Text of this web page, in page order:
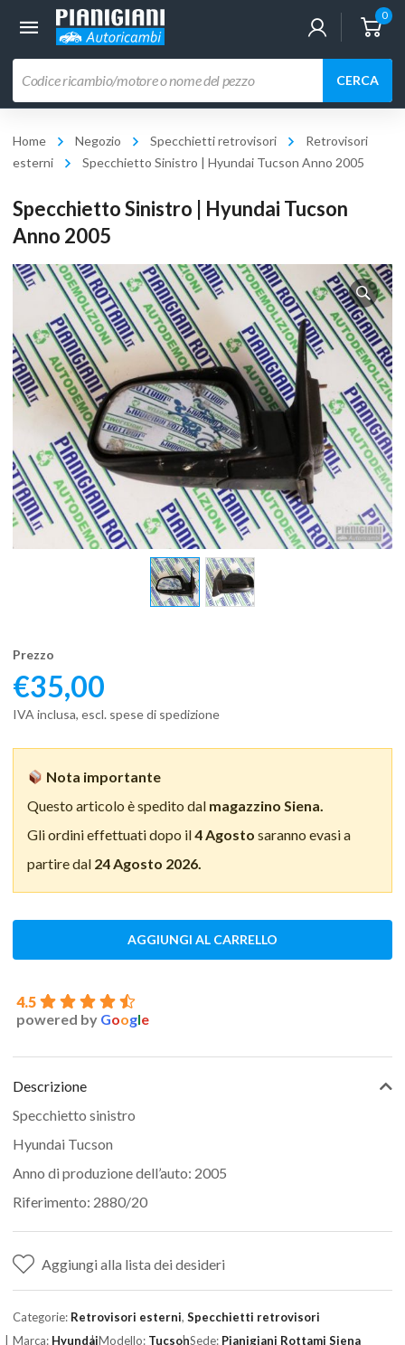
0
prodotti
CERCA
Home Negozio Specchietti retrovisori
Retrovisori
esterni
Specchietto Sinistro | Hyundai Tucson Anno 2005
Specchietto Sinistro | Hyundai Tucson
Anno 2005
Prezzo
€35,00
IVA inclusa, escl. spese di spedizione
Nota importante
Questo articolo è spedito dal magazzino Siena.
Gli ordini effettuati dopo il4 Agosto saranno evasi a
partire dal 24 Agosto 2026.
AGGIUNGI AL CARRELLO
4.5
powered by Google
Descrizione
Specchietto sinistro
Hyundai Tucson
Anno di produzione dell’auto: 2005
Riferimento: 2880/20
Aggiungi alla lista dei desideri
Categorie: Retrovisori esterni, Specchietti retrovisori
Marca: HyundaiModello: TucsonSede: Pianigiani Rottami Siena